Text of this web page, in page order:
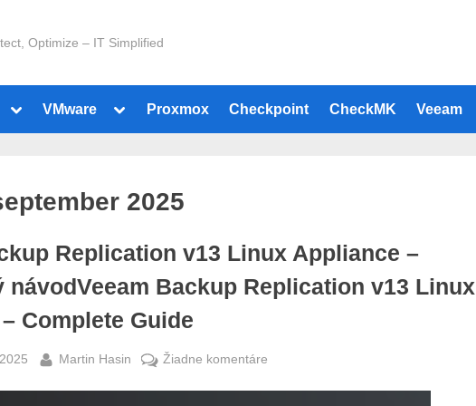
Optimize – IT Simplified
Toggle
menu
VMware
Toggle
menu
Proxmox Checkpoint CheckMK Veeam
2025
Replication v13 Linux Appliance –
návodVeeam Backup Replication v13 Linux
Complete Guide
By
Martin Hasin Žiadne komentáre